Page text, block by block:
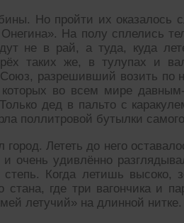
Но пройти их оказалось
Онегина». На полу сплелись
не в рай, а туда, куда
таких же, в тулупах и
разрешивший возить по
во всем мире
дед в пальто с
поллитровой бутылки
город. Лететь до него
и очень удивлённо
Когда летишь
стана, где три вагончика и
летучий» на длинной нитке.